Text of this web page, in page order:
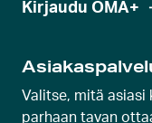
Kirjaudu OMA+
Valitse, mitä asiasi
parhaan tavan